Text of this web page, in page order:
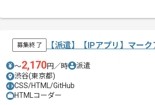
募集終了 【派遣】【IPアプリ】マー
〜2,170円／時
派遣
渋谷(東京都)
CSS/HTML/GitHub
HTMLコーダー